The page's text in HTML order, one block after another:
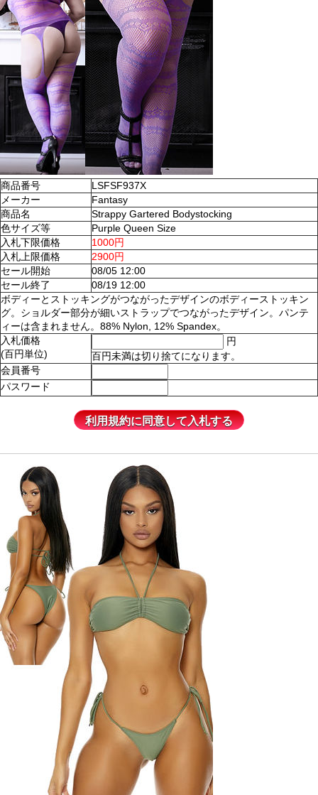
商品番号
LSFSF937X
メーカー
Fantasy
商品名
Strappy Gartered Bodystocking
色サイズ等
Purple Queen Size
入札下限価格
1000円
入札上限価格
2900円
セール開始
08/05 12:00
セール終了
08/19 12:00
ボディーとストッキングがつながったデザインのボディーストッキン
グ。ショルダー部分が細いストラップでつながったデザイン。パンテ
ィーは含まれません。88% Nylon, 12% Spandex。
入札価格
(百円単位)
円
百円未満は切り捨てになります。
会員番号
パスワード